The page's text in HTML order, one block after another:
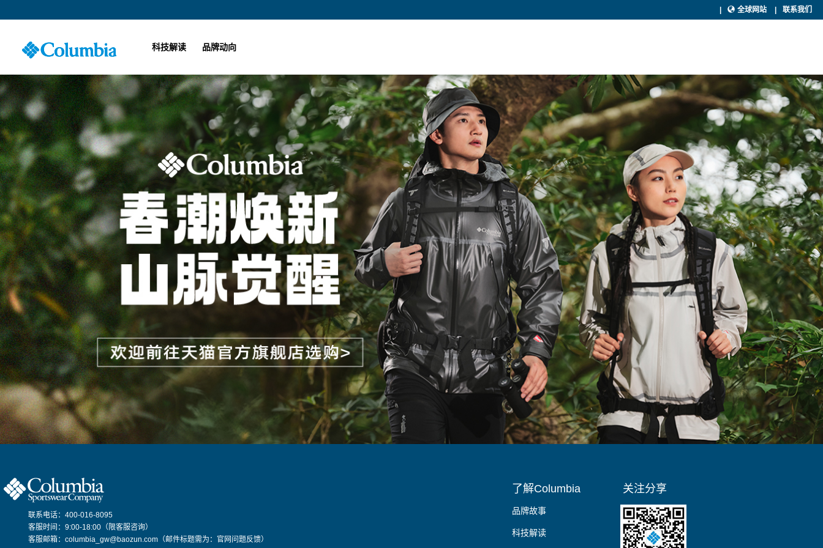
全球网站 联系我们
科技解读 品牌动向
联系电话：400-016-8095
客服时间：9:00-18:00（限客服咨询）
客服邮箱：columbia_gw@baozun.com（邮件标题需为：官网问题反馈）
了解Columbia
品牌故事
科技解读
关注分享